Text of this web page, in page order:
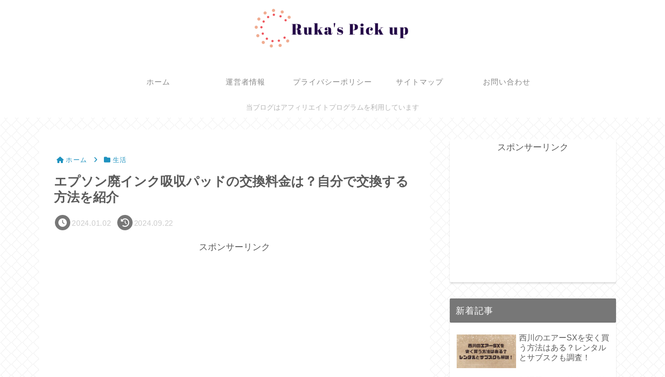
ホーム 運営者情報 プライバシーポリシー サイトマップ お問い合わせ
当ブログはアフィリエイトプログラムを利用しています
ホーム 生活
エプソン廃インク吸収パッドの交換料金は？自分で交換する
方法を紹介
2024.01.02 2024.09.22
スポンサーリンク
スポンサーリンク
新着記事
西川のエアーSXを安く買
う方法はある？レンタル
とサブスクも調査！